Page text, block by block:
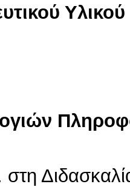
Υλικού